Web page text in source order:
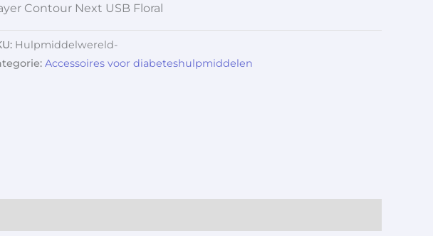
Contour Next USB Floral
Hulpmiddelwereld-
Accessoires voor diabeteshulpmiddelen